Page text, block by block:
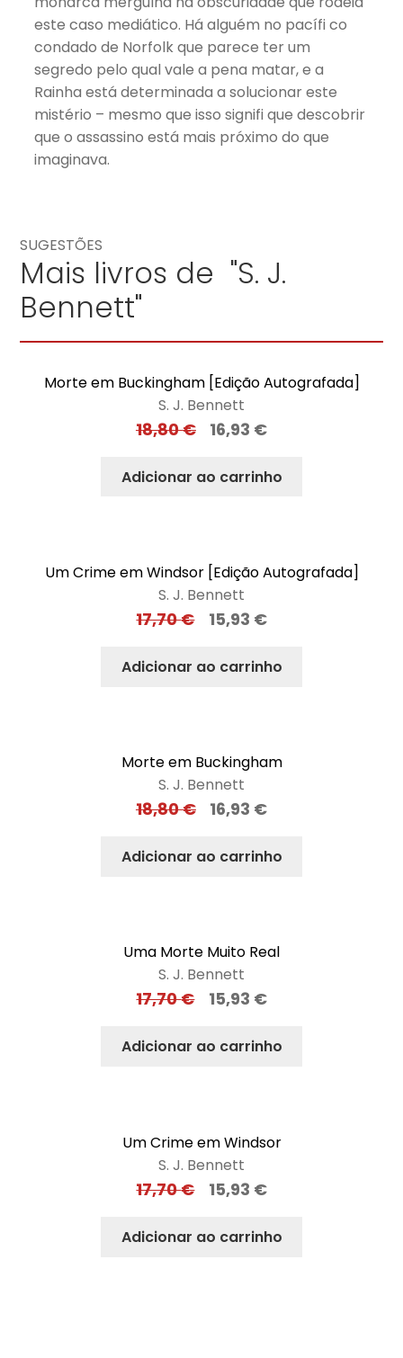
este caso mediático. Há alguém no pacífi co
condado de Norfolk que parece ter um
segredo pelo qual vale a pena matar, e a
Rainha está determinada a solucionar este
mistério – mesmo que isso signifi que descobrir
que o assassino está mais próximo do que
imaginava.
SUGESTÕES
Mais livros de "S. J.
Bennett"
Morte em Buckingham [Edição Autografada]
S. J. Bennett
18,80€ 16,93 €
Adicionar ao carrinho
Um Crime em Windsor [Edição Autografada]
S. J. Bennett
17,70€ 15,93 €
Adicionar ao carrinho
Morte em Buckingham
S. J. Bennett
18,80€ 16,93 €
Adicionar ao carrinho
Uma Morte Muito Real
S. J. Bennett
17,70€ 15,93 €
Adicionar ao carrinho
Um Crime em Windsor
S. J. Bennett
17,70€ 15,93 €
Adicionar ao carrinho